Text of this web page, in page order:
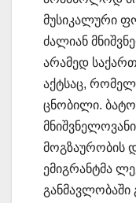
მუსიკალური
ძალიან
არამედ
აქტსაც,
ცნობილი.
მოგზაურობის
ემიგრანტმა
განმავლობაში